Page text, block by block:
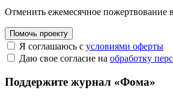
Отменить ежемесячное
Помочь проекту
Я соглашаюсь с условиями оферты
Даю свое согласие на обработку
Поддержите журнал «Фома»